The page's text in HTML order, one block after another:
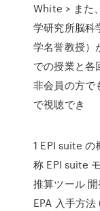
White > また
学研究所脳科
学名誉教授）
での授業と各
非会員の方で
で視聴でき
1 EPI suite の
称 EPI suite
推算ツール
EPA 入手方